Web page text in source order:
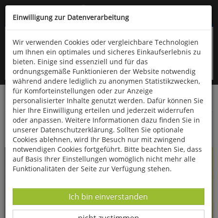
Kompletten Head der Seite überspringen
oder (06766) 9323-960
Startseite Bücher Kinderbücher
Das große Michael Ende Vorlesebuch
Einwilligung zur Datenverarbeitung
Wir verwenden Cookies oder vergleichbare Technologien
um Ihnen ein optimales und sicheres Einkaufserlebnis zu
bieten. Einige sind essenziell und für das
ordnungsgemäße Funktionieren der Website notwendig
während andere lediglich zu anonymen Statistikzwecken,
für Komforteinstellungen oder zur Anzeige
personalisierter Inhalte genutzt werden. Dafür können Sie
hier Ihre Einwilligung erteilen und jederzeit widerrufen
oder anpassen. Weitere Informationen dazu finden Sie in
unserer Datenschutzerklärung. Sollten Sie optionale
Cookies ablehnen, wird Ihr Besuch nur mit zwingend
notwendigen Cookies fortgeführt. Bitte beachten Sie, dass
auf Basis Ihrer Einstellungen womöglich nicht mehr alle
Funktionalitäten der Seite zur Verfügung stehen.
Datenverarbeitung -
Ich bin einverstanden